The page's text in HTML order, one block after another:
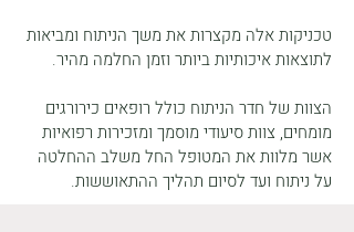
טכניקות אלה מקצרות את משך הניתוח ומביאות
לתוצאות איכותיות ביותר וזמן החלמה מהיר.
הצוות של חדר הניתוח כולל רופאים כירורגים
מומחים, צוות סיעודי מוסמך ומזכירות רפואיות
אשר מלוות את המטופל החל משלב ההחלטה
על ניתוח ועד לסיום תהליך ההתאוששות.